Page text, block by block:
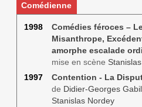
Comédienne
1998
Comédies féroces –
Misanthrope,
amorphe escalade
mise en scène
1997
Contention - La
de Didier-Georges
Stanislas Nordey